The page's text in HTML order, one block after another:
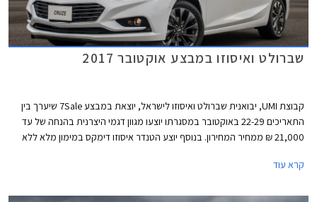
שברולט ואיסוזו במבצע אוקטובר 2017
קבוצת UMI, יבואנית שברולט ואיסוזו לישראל, יוצאת במבצע 7Sale שיערך בין
התאריכים 22-29 באוקטובר במסגרתו יוצעו מגוון דגמי היצרנית בהנחה של עד
21,000 ₪ ממחיר המחירון. בנוסף יוצע הטנדר איסוזו דימקס במימון מלא ללא
קרא עוד